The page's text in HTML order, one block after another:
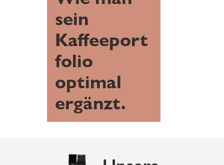
sein
Kaffeeport
folio
optimal
ergänzt.